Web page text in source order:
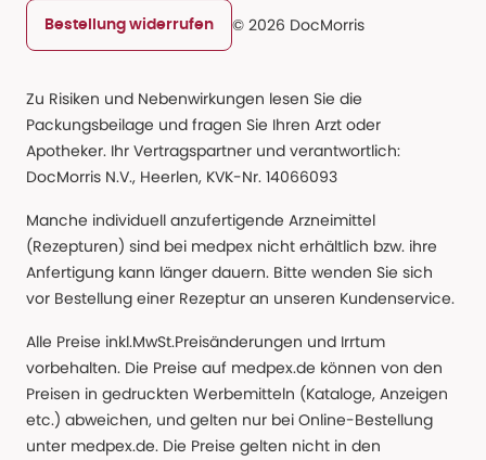
Bestellung widerrufen © 2026 DocMorris
Zu Risiken und Nebenwirkungen lesen Sie die
Packungsbeilage und fragen Sie Ihren Arzt oder
Apotheker. Ihr Vertragspartner und verantwortlich:
DocMorris N.V., Heerlen, KVK-Nr. 14066093
Manche individuell anzufertigende Arzneimittel
(Rezepturen) sind bei medpex nicht erhältlich bzw. ihre
Anfertigung kann länger dauern. Bitte wenden Sie sich
vor Bestellung einer Rezeptur an unseren Kundenservice.
Alle Preise inkl.MwSt.Preisänderungen und Irrtum
vorbehalten. Die Preise auf medpex.de können von den
Preisen in gedruckten Werbemitteln (Kataloge, Anzeigen
etc.) abweichen, und gelten nur bei Online-Bestellung
unter medpex.de. Die Preise gelten nicht in den